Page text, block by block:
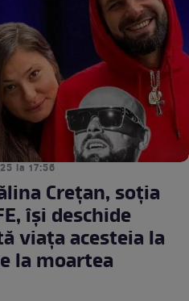
la 17:56
Crețan, soția
își deschide
viața acesteia la
la moartea